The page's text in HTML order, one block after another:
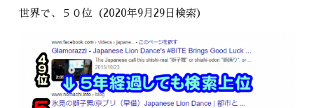
世界で、５０位（2020年9月29日検索）